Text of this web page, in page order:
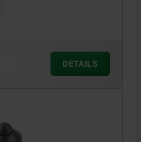
DETAILS